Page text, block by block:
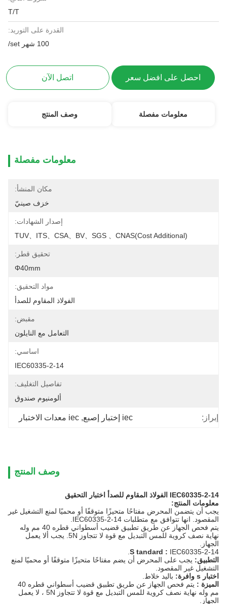
T/T
القدرة على التوريد:
100 شهر set/
احصل على افضل سعر اتصل الآن
معلومات مفصلة وصف المنتج
معلومات مفصلة
مكان المنشأ:
خزف صينيّ
إصدار الشهادات:
TUV、ITS、CSA、BV、SGS 、CNAS(cost Additional)
تحقيق قطر:
Φ40mm
مواد التحقيق:
الفولاذ المقاوم للصدأ
مقبض:
التعامل مع النايلون
اساسي:
IEC60335-2-14
تفاصيل التغليف:
ألومنيوم صندوق
إبراز: iec إختبار إصبع , iec معدات الاختبار
وصف المنتج
IEC60335-2-14 الفولاذ المقاوم للصدأ اختبار التحقيق
معلومات المنتج:
يجب أن يتضمن المحرض مفتاحًا متحيزًا متوقفًا أو محميًا لمنع التشغيل غير
المقصود.
انها تتوافق مع متطلبات IEC60335-2-14.
يتم فحص الجهاز عن طريق تطبيق قضيب أسطواني قطره 40 مم وله
نهاية نصف كروية للمس التبديل مع قوة لا تتجاوز 5N. يجب ألا يعمل
الجهاز.
S tandard :IEC60335-2-14.
التطبيق:يجب على المحرض أن يضم مفتاحًا متحيزًا متوقفًا أو محميًا لمنع
التشغيل غير المقصود.
اختبار s
وافرة:باليد خلاط.
الميزة :
يتم فحص الجهاز عن طريق تطبيق قضيب أسطواني قطره 40
مم وله نهاية نصف كروية للمس التبديل مع قوة لا تتجاوز 5N ، لا يعمل
الجهاز.